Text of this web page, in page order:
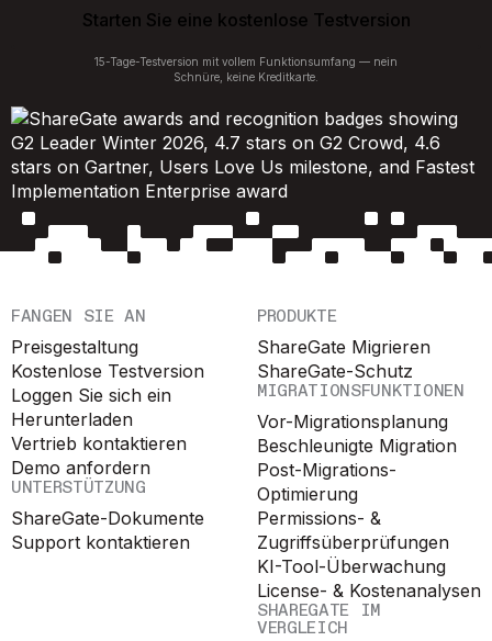
Starten Sie eine kostenlose Testversion
15-Tage-Testversion mit vollem Funktionsumfang — nein
Schnüre, keine Kreditkarte.
FANGEN SIE AN
Preisgestaltung
Kostenlose Testversion
Loggen Sie sich ein
Herunterladen
Vertrieb kontaktieren
Demo anfordern
UNTERSTÜTZUNG
ShareGate-Dokumente
Support kontaktieren
PRODUKTE
ShareGate Migrieren
ShareGate-Schutz
MIGRATIONSFUNKTIONEN
Vor-Migrationsplanung
Beschleunigte Migration
Post-Migrations-
Optimierung
Permissions- &
Zugriffsüberprüfungen
KI-Tool-Überwachung
License- & Kostenanalysen
SHAREGATE IM
VERGLEICH